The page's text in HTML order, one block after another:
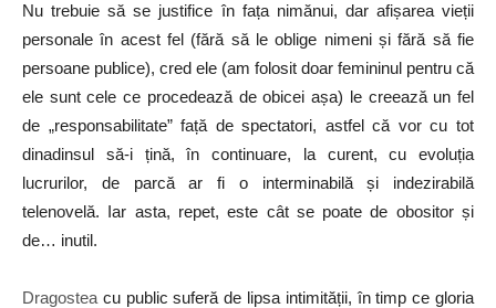
Nu trebuie să se justifice în fața nimănui, dar afișarea vieții
personale în acest fel (fără să le oblige nimeni și fără să fie
persoane publice), cred ele (am folosit doar femininul pentru că
ele sunt cele ce procedează de obicei așa) le creează un fel
de „responsabilitate” față de spectatori, astfel că vor cu tot
dinadinsul să-i țină, în continuare, la curent, cu evoluția
lucrurilor, de parcă ar fi o interminabilă și indezirabilă
telenovelă. Iar asta, repet, este cât se poate de obositor și
de… inutil.
Dragostea cu public suferă de lipsa intimității, în timp ce gloria